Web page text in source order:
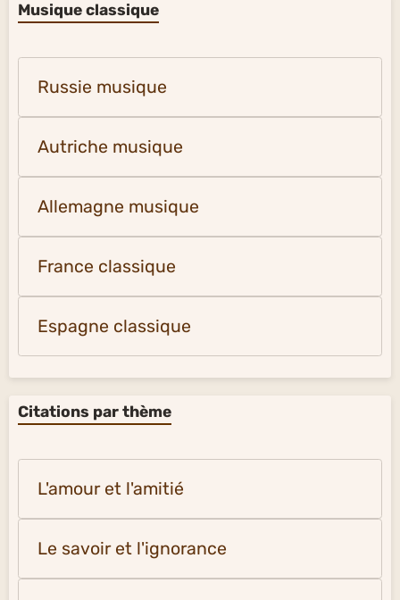
Musique classique
Russie musique
Autriche musique
Allemagne musique
France classique
Espagne classique
Citations par thème
L'amour et l'amitié
Le savoir et l'ignorance